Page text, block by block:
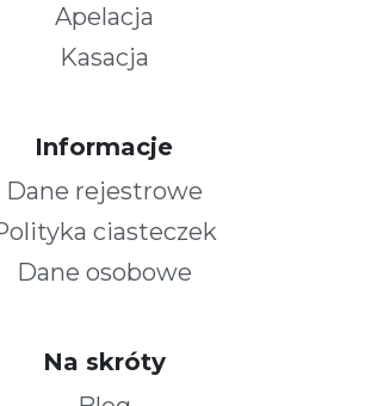
Apelacja
Kasacja
Informacje
Dane rejestrowe
ciasteczek
Dane osobowe
Na skróty